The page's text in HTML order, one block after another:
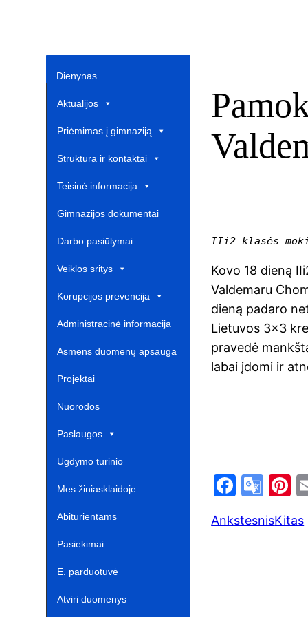
Dienynas
Aktualijos
Priėmimas į gimnaziją
Struktūra ir kontaktai
Teisinė informacija
Gimnazijos dokumentai
Darbo pasiūlymai
Veiklos sritys
Korupcijos prevencija
Administracinė informacija
Asmens duomenų apsauga
Projektai‎
Nuorodos ‎ ‎ ‎ ‎ ‎ ‎ ‎ ‎ ‎ ‎ ‎‎
Paslaugos
Ugdymo turinio
atnaujinimas‎
Mes žiniasklaidoje‎
Abiturientams‎‎
Pasiekimai
E. parduotuvė ‎ ‎ ‎ ‎ ‎ ‎ ‎ ‎ ‎ ‎ ‎ ‎ ‎
Atviri duomenys
IIi2 klasės
Kovo 18 dieną
Valdemaru
dieną padaro
Lietuvos 3×3
pravedė
labai įdomi ir
F
c
G
o er
AnkstesnisKitas